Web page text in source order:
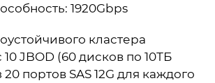
1920Gbps
кластера
JBOD (60 дисков по 10ТБ
портов SAS 12G для каждого